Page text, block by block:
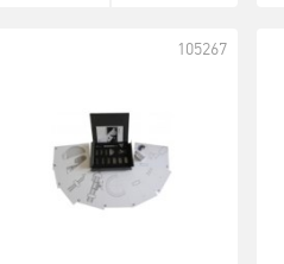
105267